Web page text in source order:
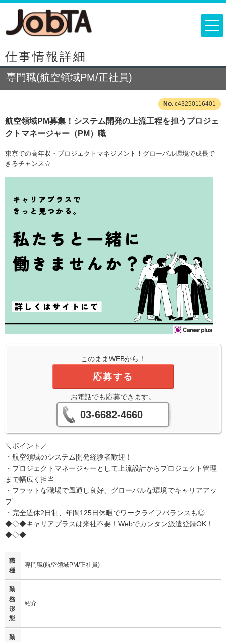
仕事情報詳細
専門職(航空領域PM/正社員)
c43250116401
航空領域PM募集！システム開発の上流工程を担うプロジェ
クトマネージャー（PM）職
東京での高年収・プロジェクトマネジメント！グローバル環境で成長で
きるチャンス☆
このままWEBから！
応募する
お電話でも応募できます。
03-6682-4660
＼ポイント／
・航空領域のシステム開発経験者歓迎！
・プロジェクトマネージャーとして上流設計からプロジェクト管理
まで幅広く担当
・フラットな職場で風通し良好、グローバルな環境でキャリアアッ
プ
・完全週休2日制、年間125日休暇でワークライフバランスも◎
◆◇◆キャリアプラスは来社不要！Webでカンタン派遣登録OK！
◆◇◆
職
種
専門職(航空領域PM/正社員)
勤
務
形
態
紹介
勤